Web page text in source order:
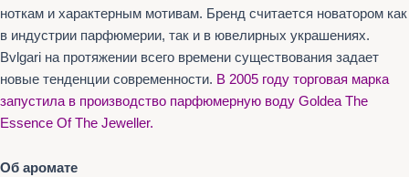
ноткам и характерным мотивам. Бренд считается новатором как
в индустрии парфюмерии, так и в ювелирных украшениях.
Bvlgari на протяжении всего времени существования задает
новые тенденции современности. В 2005 году торговая марка
запустила в производство парфюмерную воду Goldea The
Essence Of The Jeweller.
Об аромате